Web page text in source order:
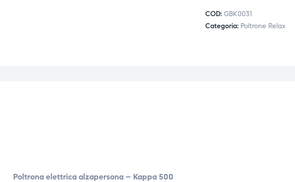
COD: GBK0031
Categoria: Poltrone Relax
Poltrona elettrica alzapersona – Kappa 500